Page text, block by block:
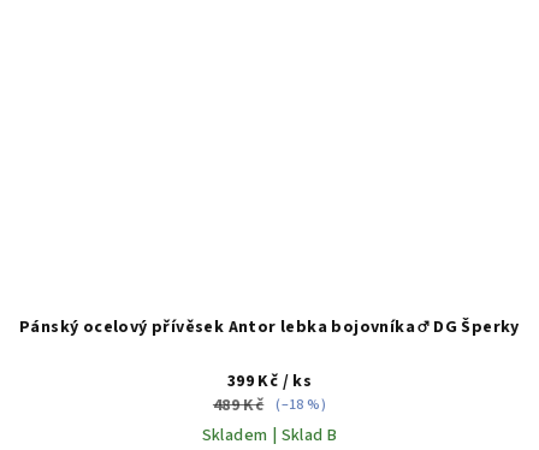
Pánský ocelový přívěsek Antor lebka bojovníka ♂️ DG Šperky
399 Kč / ks
489 Kč (–18 %)
Skladem | Sklad B